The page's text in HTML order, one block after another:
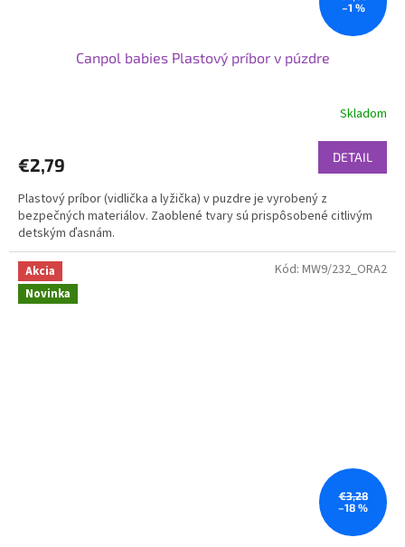
–1 %
Canpol babies Plastový príbor v púzdre
Skladom
€2,79 DETAIL
Plastový príbor (vidlička a lyžička) v puzdre je vyrobený z
bezpečných materiálov. Zaoblené tvary sú prispôsobené citlivým
detským ďasnám.
Akcia
Novinka
€3,28
–18 %
Kód: MW9/232_ORA2